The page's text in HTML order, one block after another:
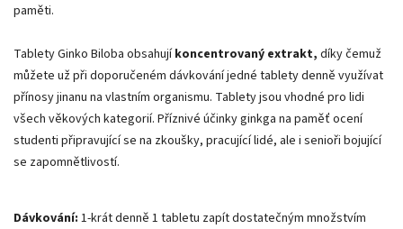
paměti.
Tablety Ginko Biloba obsahujíkoncentrovaný extrakt, díky čemuž
můžete už při doporučeném dávkování jedné tablety denně využívat
přínosy jinanu na vlastním organismu. Tablety jsou vhodné pro lidi
všech věkových kategorií. Příznivé účinky ginkga na paměť ocení
studenti připravující se na zkoušky, pracující lidé, ale i senioři bojující
se zapomnětlivostí.
Dávkování: 1-krát denně 1 tabletu zapít dostatečným množstvím